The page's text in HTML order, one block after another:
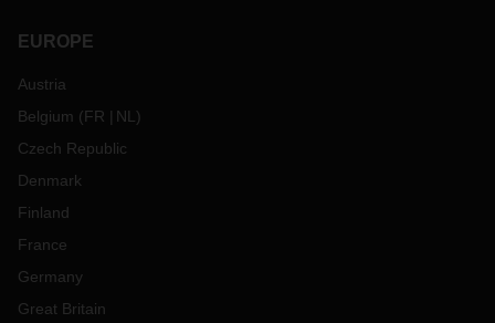
EUROPE
Austria
Belgium (FR NL )
Czech Republic
Denmark
Finland
France
Germany
Great Britain